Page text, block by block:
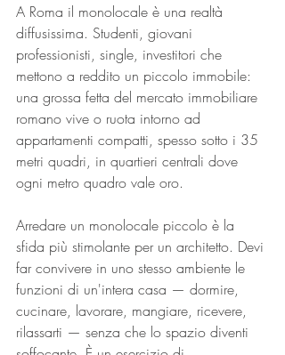
A Roma il monolocale è una realtà
diffusissima. Studenti, giovani
professionisti, single, investitori che
mettono a reddito un piccolo immobile:
una grossa fetta del mercato immobiliare
romano vive o ruota intorno ad
appartamenti compatti, spesso sotto i 35
metri quadri, in quartieri centrali dove
ogni metro quadro vale oro.
Arredare un monolocale piccolo è la
sfida più stimolante per un architetto. Devi
far convivere in uno stesso ambiente le
funzioni di un'intera casa — dormire,
cucinare, lavorare, mangiare, ricevere,
rilassarti — senza che lo spazio diventi